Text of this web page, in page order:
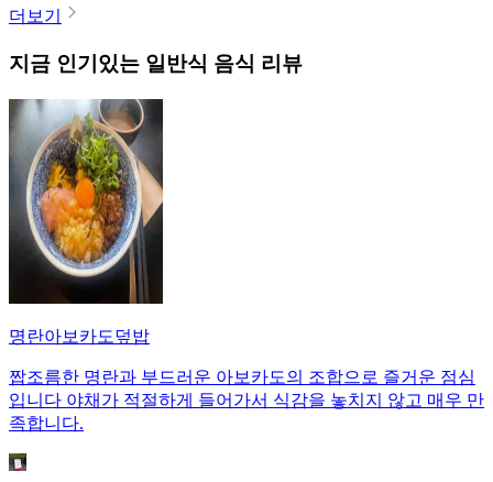
더보기
지금 인기있는 일반식 음식 리뷰
명란아보카도덮밥
짭조름한 명란과 부드러운 아보카도의 조합으로 즐거운 점심
입니다 야채가 적절하게 들어가서 식감을 놓치지 않고 매우 만
족합니다.